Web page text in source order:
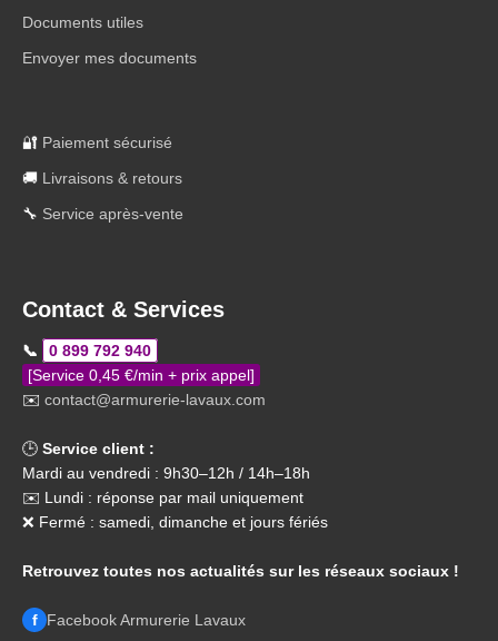
Documents utiles
Envoyer mes documents
🔐 Paiement sécurisé
🚚 Livraisons & retours
🔧 Service après-vente
Contact & Services
📞
0 899 792 940
[Service 0,45 €/min + prix appel]
✉️ contact@armurerie-lavaux.com
🕒 Service client :
Mardi au vendredi : 9h30–12h / 14h–18h
✉️ Lundi : réponse par mail uniquement
❌ Fermé : samedi, dimanche et jours fériés
Retrouvez toutes nos actualités sur les réseaux sociaux !
f Facebook Armurerie Lavaux